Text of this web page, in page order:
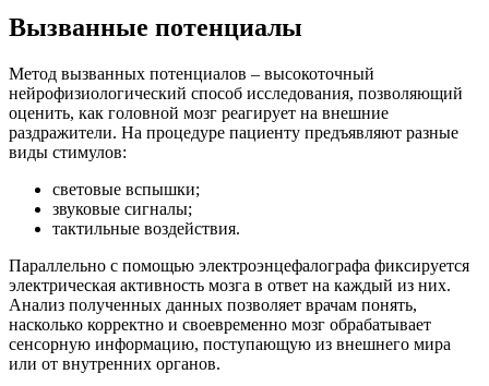
Вызванные потенциалы
Метод вызванных потенциалов – высокоточный
нейрофизиологический способ исследования, позволяющий
оценить, как головной мозг реагирует на внешние
раздражители. На процедуре пациенту предъявляют разные
виды стимулов:
световые вспышки;
звуковые сигналы;
тактильные воздействия.
Параллельно с помощью электроэнцефалографа фиксируется
электрическая активность мозга в ответ на каждый из них.
Анализ полученных данных позволяет врачам понять,
насколько корректно и своевременно мозг обрабатывает
сенсорную информацию, поступающую из внешнего мира
или от внутренних органов.